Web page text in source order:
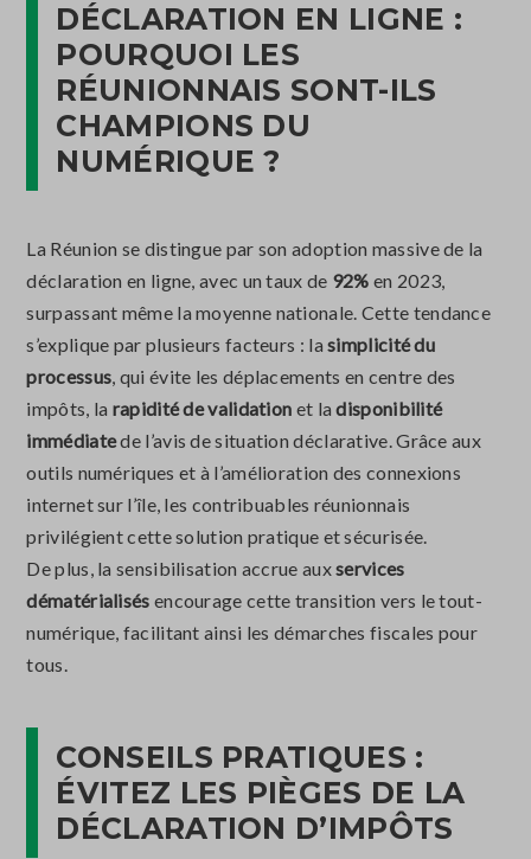
DÉCLARATION EN LIGNE :
POURQUOI LES
RÉUNIONNAIS SONT-ILS
CHAMPIONS DU
NUMÉRIQUE ?
La Réunion se distingue par son adoption massive de la
déclaration en ligne, avec un taux de 92% en 2023,
surpassant même la moyenne nationale. Cette tendance
s’explique par plusieurs facteurs : lasimplicité du
processus, qui évite les déplacements en centre des
impôts, la rapidité de validation et ladisponibilité
immédiatede l’avis de situation déclarative. Grâce aux
outils numériques et à l’amélioration des connexions
internet sur l’île, les contribuables réunionnais
privilégient cette solution pratique et sécurisée.
De plus, la sensibilisation accrue auxservices
dématérialisés encourage cette transition vers le tout-
numérique, facilitant ainsi les démarches fiscales pour
tous.
CONSEILS PRATIQUES :
ÉVITEZ LES PIÈGES DE LA
DÉCLARATION D’IMPÔTS